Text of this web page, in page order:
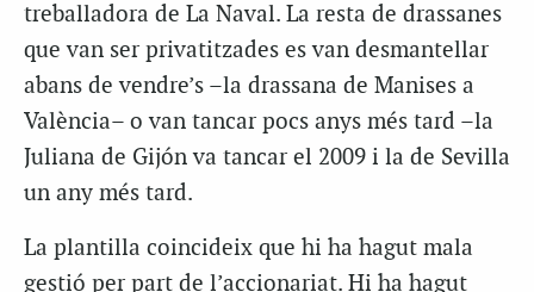
treballadora de La Naval. La resta de drassanes
que van ser privatitzades es van desmantellar
abans de vendre’s –la drassana de Manises a
València– o van tancar pocs anys més tard –la
Juliana de Gijón va tancar el 2009 i la de Sevilla
un any més tard.
La plantilla coincideix que hi ha hagut mala
gestió per part de l’accionariat. Hi ha hagut